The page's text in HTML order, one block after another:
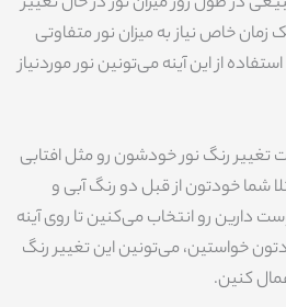
خاص نیاز به میزان نور متفاوتی
از این آینه می‌تونین نور موردنیاز
تغییر رنگ نور خودشون رو مثل افتابی
شما خودتون از قبل دو رنگ آبی و
دارین رو انتخاب می‌کنین تا روی آینه
خواستین، می‌تونین این تغییر رنگ
کنین.